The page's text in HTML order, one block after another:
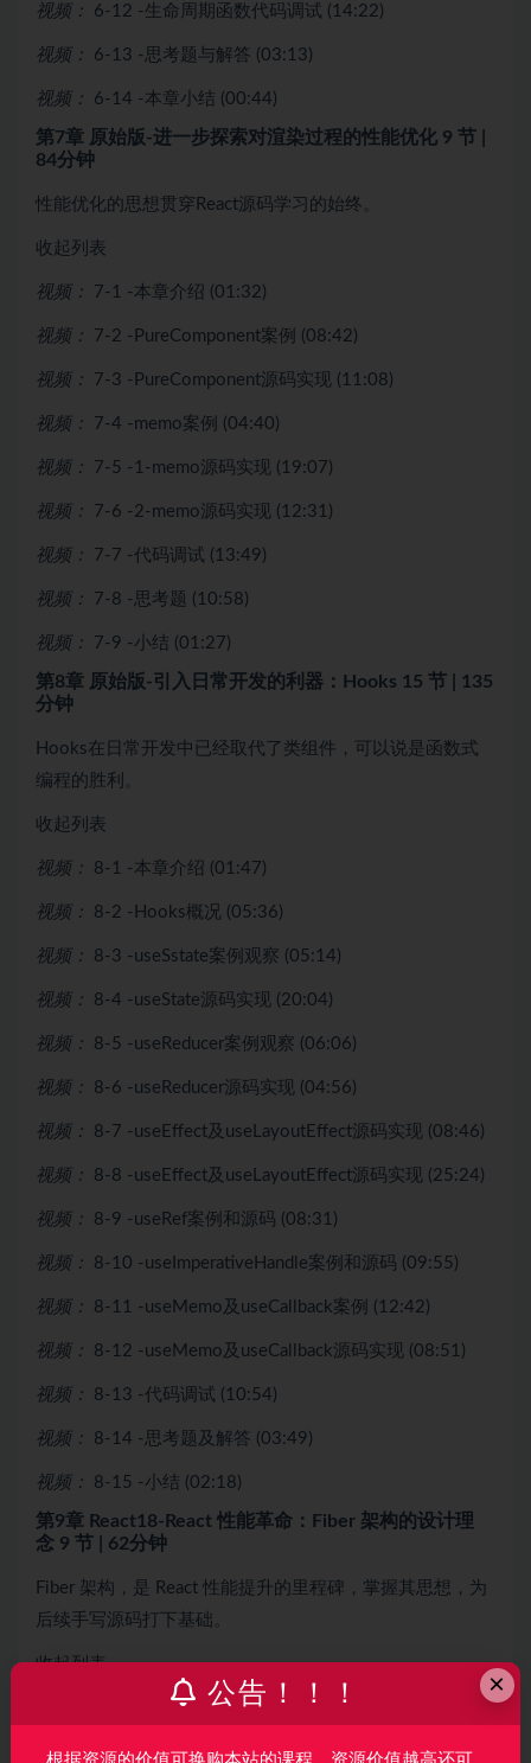
视频： 6-12 -生命周期函数代码调试 (14:22)
视频： 6-13 -思考题与解答 (03:13)
视频： 6-14 -本章小结 (00:44)
第7章 原始版-进一步探索对渲染过程的性能优化 9 节 |
84分钟
性能优化的思想贯穿React源码学习的始终。
收起列表
视频： 7-1 -本章介绍 (01:32)
视频： 7-2 -PureComponent案例 (08:42)
视频： 7-3 -PureComponent源码实现 (11:08)
视频： 7-4 -memo案例 (04:40)
视频： 7-5 -1-memo源码实现 (19:07)
视频： 7-6 -2-memo源码实现 (12:31)
视频： 7-7 -代码调试 (13:49)
视频： 7-8 -思考题 (10:58)
视频： 7-9 -小结 (01:27)
第8章 原始版-引入日常开发的利器：Hooks 15 节 | 135
分钟
Hooks在日常开发中已经取代了类组件，可以说是函数式
编程的胜利。
收起列表
视频： 8-1 -本章介绍 (01:47)
视频： 8-2 -Hooks概况 (05:36)
视频： 8-3 -useSstate案例观察 (05:14)
视频： 8-4 -useState源码实现 (20:04)
视频： 8-5 -useReducer案例观察 (06:06)
视频： 8-6 -useReducer源码实现 (04:56)
视频： 8-7 -useEffect及useLayoutEffect源码实现 (08:46)
视频： 8-8 -useEffect及useLayoutEffect源码实现 (25:24)
视频： 8-9 -useRef案例和源码 (08:31)
视频： 8-10 -useImperativeHandle案例和源码 (09:55)
视频： 8-11 -useMemo及useCallback案例 (12:42)
视频： 8-12 -useMemo及useCallback源码实现 (08:51)
视频： 8-13 -代码调试 (10:54)
视频： 8-14 -思考题及解答 (03:49)
视频： 8-15 -小结 (02:18)
第9章 React18-React 性能革命：Fiber 架构的设计理
念 9 节 | 62分钟
Fiber 架构，是 React 性能提升的里程碑，掌握其思想，为
后续手写源码打下基础。
收起列表
9-1 -本章介绍 (01:18)
视频： 9-2 -为什么需要Fiber架构 (18:33)
×
公告！！！